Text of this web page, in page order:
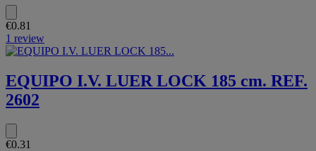
€0.81
1 review
EQUIPO I.V. LUER LOCK 185 cm. REF.
2602
€0.31